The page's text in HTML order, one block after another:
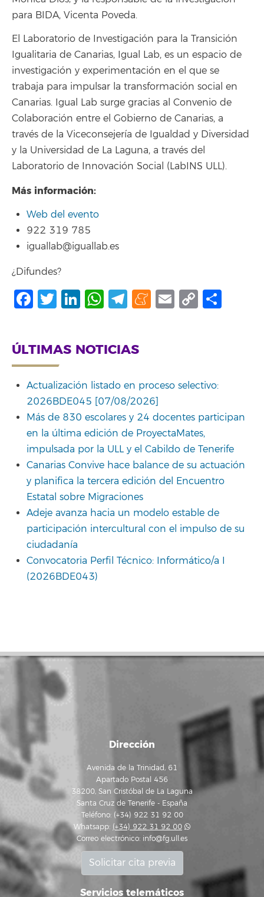
para BIDA, Vicenta Poveda.
El Laboratorio de Investigación para la Transición
Igualitaria de Canarias, Igual Lab, es un espacio de
investigación y experimentación en el que se
trabaja para impulsar la transformación social en
Canarias. Igual Lab surge gracias al Convenio de
Colaboración entre el Gobierno de Canarias, a
través de la Viceconsejería de Igualdad y Diversidad
y la Universidad de La Laguna, a través del
Laboratorio de Innovación Social (LabINS ULL).
Más información:
Web del evento
922 319 785
iguallab@iguallab.es
¿Difundes?
Facebook
Twitter
LinkedIn
WhatsApp
Telegram
Meneame
Email
Copy
ÚLTIMAS NOTICIAS
Actualización listado en proceso selectivo:
2026BDE045 [07/08/2026]
Más de 830 escolares y 24 docentes participan
en la última edición de ProyectaMates,
impulsada por la ULL y el Cabildo de Tenerife
Canarias Convive hace balance de su actuación
y planifica la tercera edición del Encuentro
Estatal sobre Migraciones
Adeje avanza hacia un modelo estable de
participación intercultural con el impulso de su
ciudadanía
Convocatoria Perfil Técnico: Informático/a I
(2026BDE043)
Dirección
Avenida de la Trinidad, 61
Apartado Postal 456
38200, San Cristóbal de La Laguna
Santa Cruz de Tenerife - España
Teléfono: (+34) 922 31 92 00
Whatsapp: (+34) 922 31 92 00
Correo electrónico: info@fg.ull.es
Solicitar cita previa
Servicios telemáticos